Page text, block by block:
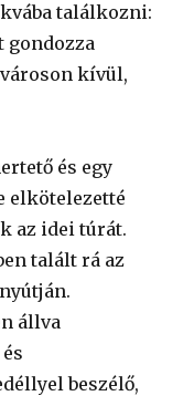
találkozni:
gondozza
kívül,
és egy
elkötelezetté
az idei túrát.
talált rá az
állva
beszélő,